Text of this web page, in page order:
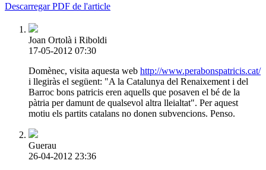
Descarregar PDF de l'article
Joan Ortolà i Riboldi
17-05-2012 07:30
Domènec, visita aquesta web http://www.perabonspatricis.cat/
i llegiràs el següent: "A la Catalunya del Renaixement i del
Barroc bons patricis eren aquells que posaven el bé de la
pàtria per damunt de qualsevol altra lleialtat". Per aquest
motiu els partits catalans no donen subvencions. Penso.
Guerau
26-04-2012 23:36